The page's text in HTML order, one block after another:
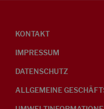
KONTAKT
IMPRESSUM
DATENSCHUTZ
ALLGEMEINE